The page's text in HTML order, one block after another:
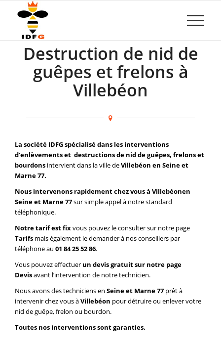
Destruction de nid de
guêpes et frelons à
Villebéon
La société IDFG spécialisé dans les interventions
d’enlèvements et destructions de nid de guêpes, frelons et
bourdons intervient dans la ville deVillebéon en Seine et
Marne 77.
Nous intervenons rapidement chez vous à Villebéonen
Seine et Marne 77sur simple appel à notre standard
téléphonique.
Notre tarif est fixvous pouvez le consulter sur notre page
Tarifs mais également le demander à nos conseillers par
téléphone au 01 84 25 52 86.
Vous pouvez effectuer un devis gratuit sur notre page
Devisavant l’intervention de notre technicien.
Nous avons des techniciens en Seine et Marne 77 prêt à
intervenir chez vous àVillebéon pour détruire ou enlever votre
nid de guêpe, frelon ou bourdon.
Toutes nos interventions sont garanties.